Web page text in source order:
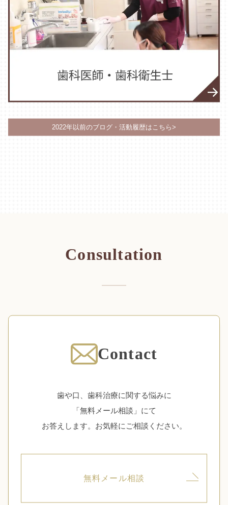
2022年以前のブログ・活動履歴はこちら>
Consultation
Contact
歯や口、歯科治療に関する悩みに
「無料メール相談」にて
お答えします。お気軽にご相談ください。
無料メール相談